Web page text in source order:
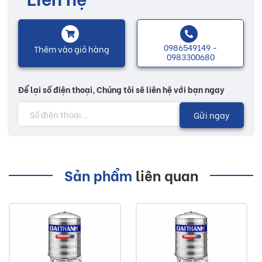
Bồn nước inox SUS 304 dung tích 2500L được sản xuất bằng
thép không gỉ SUS 304 siêu bền và an toàn thực phẩm. Thời
gian sử dụng sản phẩm lên đến 50 năm.
Công nghệ hàn lăn tự động được ứng dụng lên sản phẩm
bồn nước inox SUS 304 để đảm bảo được độ bền và tính
theo nhu cầu của mỗi người. Các sản phẩm bồn nước được
khách sạn...
Thêm vào giỏ hàng 0986549149 -
0983300680
Để lại số điện thoại, Chúng tôi sẽ liên hệ với bạn ngay
Gửi ngay
Sản phẩm liên quan